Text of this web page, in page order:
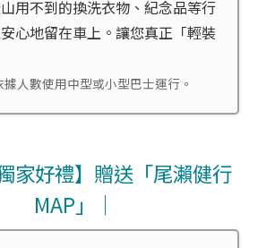
用不到的換洗衣物、紀念品等行
心地留在車上。讓您真正「輕裝
人數使用中型或小型巴士運行。
家好禮】贈送「尾瀨健行
MAP」｜